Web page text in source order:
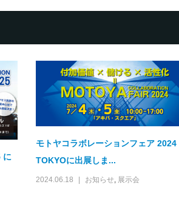
に
モトヤコラボレーションフェア 2024
TOKYOに出展しま...
2024.06.18 お知らせ, 展示会